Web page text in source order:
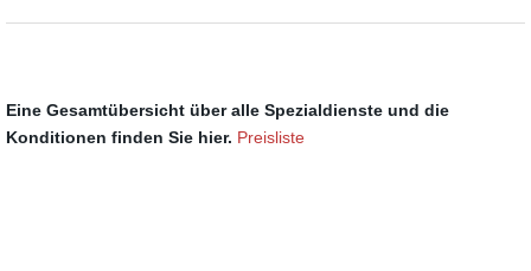
Eine Gesamtübersicht über alle Spezialdienste und die
Konditionen finden Sie hier. Preisliste